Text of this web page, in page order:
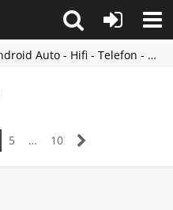
Navigation - Apple CarPlay Android Auto - Hifi - Telefon - Marvel R Forum
5 … 10